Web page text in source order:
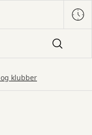
klubber